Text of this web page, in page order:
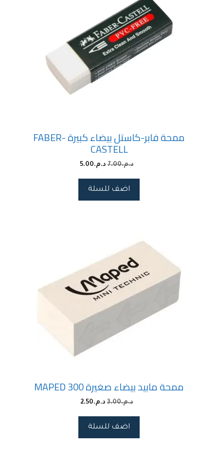
ممحة فابر-كاستل بيضاء كبيرة FABER-
CASTELL
د.م.7.00 د.م.5.00
اضف للسلة
ممحة مابيد بيضاء صغيرة MAPED 300
د.م.3.00 د.م.2.50
اضف للسلة